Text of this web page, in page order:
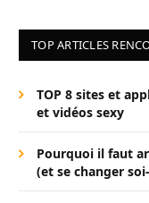
TOP ARTICLES
TOP 8 sites et
et vidéos sexy
Pourquoi il faut
(et se changer